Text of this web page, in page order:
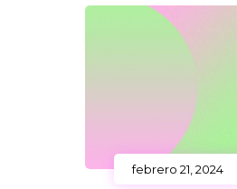
febrero 21, 2024